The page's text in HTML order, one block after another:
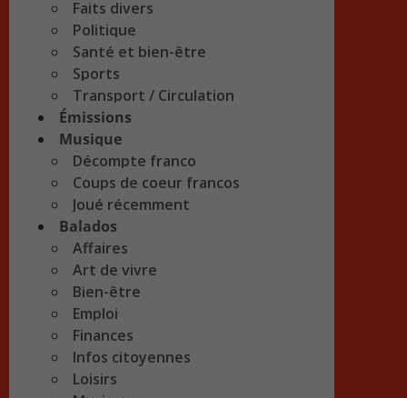
Faits divers
Politique
Santé et bien-être
Sports
Transport / Circulation
Émissions
Musique
Décompte franco
Coups de coeur francos
Joué récemment
Balados
Affaires
Art de vivre
Bien-être
Emploi
Finances
Infos citoyennes
Loisirs